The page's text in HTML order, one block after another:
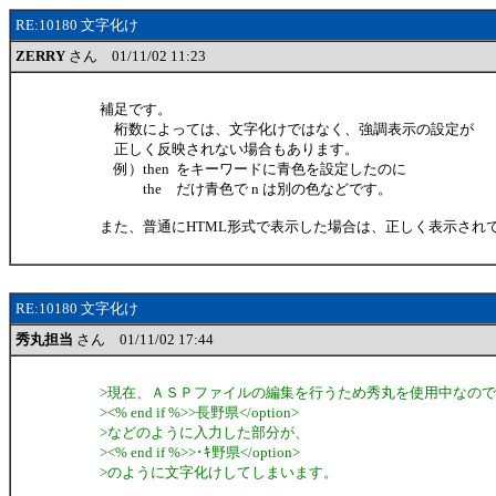
RE:10180 文字化け
ZERRY さん 01/11/02 11:23
補足です。
桁数によっては、文字化けではなく、強調表示の設定が
正しく反映されない場合もあります。
例）then をキーワードに青色を設定したのに
the だけ青色で n は別の色などです。
また、普通にHTML形式で表示した場合は、正しく表示され
RE:10180 文字化け
秀丸担当 さん 01/11/02 17:44
>現在、ＡＳＰファイルの編集を行うため秀丸を使用中なので
><% end if %>>長野県</option>
>などのように入力した部分が、
><% end if %>>･ｷ野県</option>
>のように文字化けしてしまいます。